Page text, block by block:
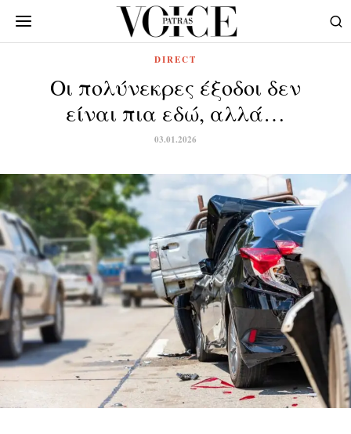
DIRECT
Οι πολύνεκρες έξοδοι δεν
είναι πια εδώ, αλλά…
03.01.2026